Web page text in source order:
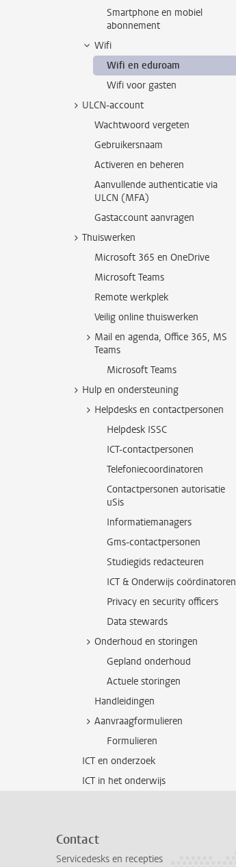
Smartphone en mobiel
abonnement
Wifi
Wifi en eduroam
Wifi voor gasten
ULCN-account
Wachtwoord vergeten
Gebruikersnaam
Activeren en beheren
Aanvullende authenticatie via
ULCN (MFA)
Gastaccount aanvragen
Thuiswerken
Microsoft 365 en OneDrive
Microsoft Teams
Remote werkplek
Veilig online thuiswerken
Mail en agenda, Office 365, MS
Teams
Microsoft Teams
Hulp en ondersteuning
Helpdesks en contactpersonen
Helpdesk ISSC
ICT-contactpersonen
Telefoniecoordinatoren
Contactpersonen autorisatie
uSis
Informatiemanagers
Gms-contactpersonen
Studiegids redacteuren
ICT & Onderwijs coördinatoren
Privacy en security officers
Data stewards
Onderhoud en storingen
Gepland onderhoud
Actuele storingen
Handleidingen
Aanvraagformulieren
Formulieren
ICT en onderzoek
ICT in het onderwijs
Contact
Servicedesks en recepties